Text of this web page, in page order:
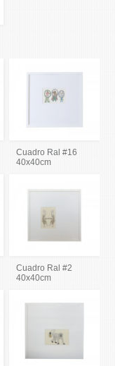
Cuadro Ral #16
40x40cm
Cuadro Ral #2
40x40cm